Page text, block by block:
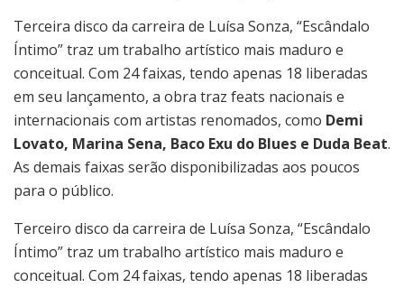
Terceira disco da carreira de Luísa Sonza, “Escândalo
Íntimo” traz um trabalho artístico mais maduro e
conceitual. Com 24 faixas, tendo apenas 18 liberadas
em seu lançamento, a obra traz feats nacionais e
internacionais com artistas renomados, como Demi
Lovato, Marina Sena, Baco Exu do Blues e Duda Beat.
As demais faixas serão disponibilizadas aos poucos
para o público.
Terceiro disco da carreira de Luísa Sonza, “Escândalo
Íntimo” traz um trabalho artístico mais maduro e
conceitual. Com 24 faixas, tendo apenas 18 liberadas